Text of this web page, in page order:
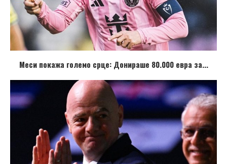
Меси покажа големо срце: Донираше 80.000 евра за...